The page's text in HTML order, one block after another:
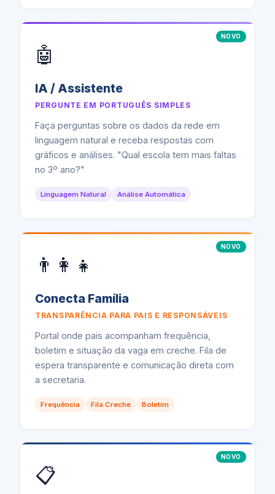
NOVO
🤖
IA / Assistente
PERGUNTE EM PORTUGUÊS SIMPLES
Faça perguntas sobre os dados da rede em
linguagem natural e receba respostas com
gráficos e análises. "Qual escola tem mais faltas
no 3º ano?"
Linguagem Natural Análise Automática
NOVO
👨‍👩‍👧
Conecta Família
TRANSPARÊNCIA PARA PAIS E RESPONSÁVEIS
Portal onde pais acompanham frequência,
boletim e situação da vaga em creche. Fila de
espera transparente e comunicação direta com
a secretaria.
Frequência Fila Creche Boletim
NOVO
📋